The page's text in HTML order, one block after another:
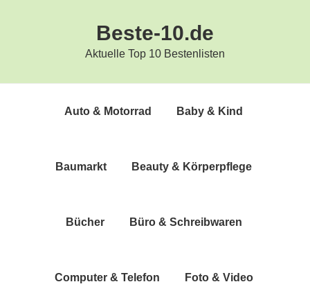
Beste-10.de
Aktuelle Top 10 Bestenlisten
Auto & Motorrad Baby & Kind
Bau­markt Beau­ty & Körperpflege
Bücher Büro & Schreibwaren
Com­pu­ter & Telefon Foto & Video